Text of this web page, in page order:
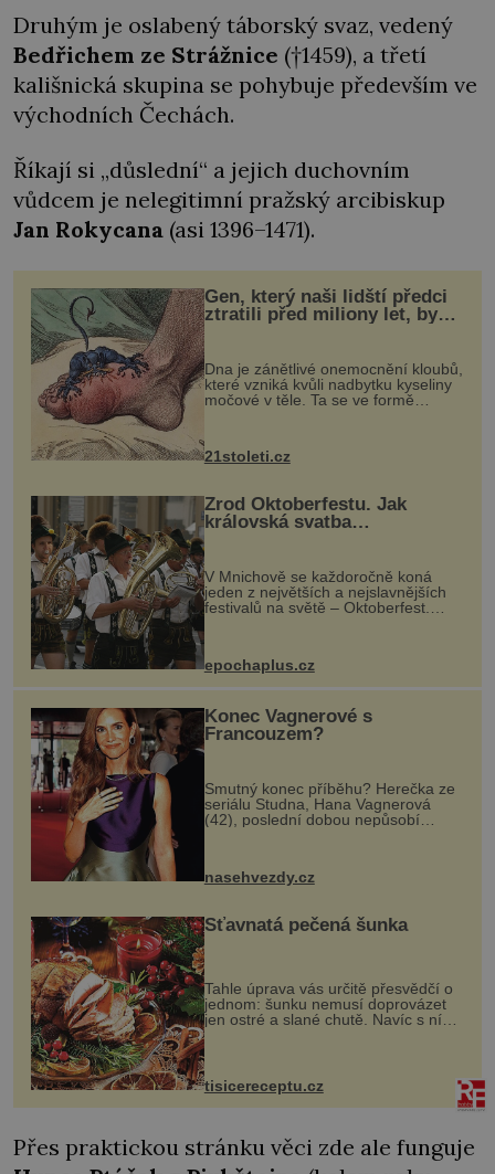
Druhým je oslabený táborský svaz, vedený
Bedřichem ze Strážnice (†1459), a třetí
kališnická skupina se pohybuje především ve
východních Čechách.
Říkají si „důslední“ a jejich duchovním
vůdcem je nelegitimní pražský arcibiskup
Jan Rokycana (asi 1396–1471).
Gen, který naši lidští předci
ztratili před miliony let, by
mohl pomoci s léčbou
„nemoci králů“
Dna je zánětlivé onemocnění kloubů,
které vzniká kvůli nadbytku kyseliny
močové v těle. Ta se ve formě
nohou, a způsobuje bole...
21stoleti.cz
Zrod Oktoberfestu. Jak
královská svatba
odstartovala největší pivní
festival světa
V Mnichově se každoročně koná
jeden z největších a nejslavnějších
festivalů na světě – Oktoberfest.
návštěvníků, kteří si vychutnávají
kultur...
epochaplus.cz
Konec Vagnerové s
Francouzem?
Smutný konec příběhu? Herečka ze
seriálu Studna, Hana Vagnerová
(42), poslední dobou nepůsobí
nasehvezdy.cz
Šťavnatá pečená šunka
Tahle úprava vás určitě přesvědčí o
jednom: šunku nemusí doprovázet
jen ostré a slané chutě. Navíc s ní
nakrmíte poměrně hodně hladových
krků. Ingredience sádlo 3 kg šunky
vcelku 3 stroužky česneku hl...
tisicereceptu.cz
Přes praktickou stránku věci zde ale funguje